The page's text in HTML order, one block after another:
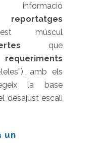
informació
i reportatges
múscul
que
requeriments
amb els
la base
desajust escali
un